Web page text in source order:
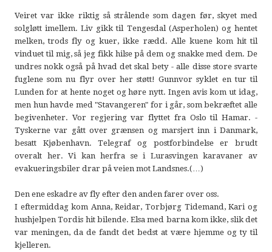
Veiret var ikke riktig så strålende som dagen før, skyet med
solgløtt imellem. Liv gikk til Tengesdal (Asperholen) og hentet
melken, trods fly og kuer, ikke rædd. Alle kuene kom hit til
vinduet til mig, så jeg fikk hilse på dem og snakke med dem. De
undres nokk også på hvad det skal bety - alle disse store svarte
fuglene som nu flyr over her støtt! Gunnvor syklet en tur til
Lunden for at hente noget og høre nytt. Ingen avis kom ut idag,
men hun havde med "Stavangeren" for i går, som bekræftet alle
begivenheter. Vor regjering var flyttet fra Oslo til Hamar. -
Tyskerne var gått over grænsen og marsjert inn i Danmark,
besatt Kjøbenhavn. Telegraf og postforbindelse er brudt
overalt her. Vi kan herfra se i Lurasvingen karavaner av
evakueringsbiler drar på veien mot Landsnes.(…)
Den ene eskadre av fly efter den anden farer over oss.
I eftermiddag kom Anna, Reidar, Torbjørg Tidemand, Kari og
hushjelpen Tordis hit bilende. Elsa med barna kom ikke, slik det
var meningen, da de fandt det bedst at være hjemme og ty til
kjelleren.